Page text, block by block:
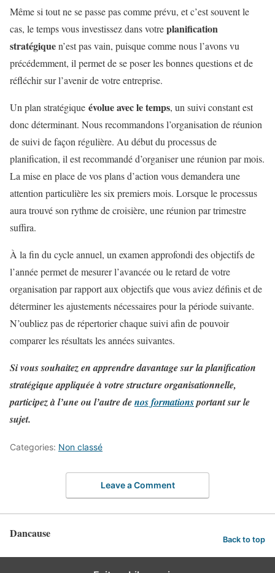
Même si tout ne se passe pas comme prévu, et c’est souvent le
cas, le temps vous investissez dans votreplanification
stratégiquen’est pas vain, puisque comme nous l’avons vu
précédemment, il permet de se poser les bonnes questions et de
réfléchir sur l’avenir de votre entreprise.
Un plan stratégique évolue avec le temps, un suivi constant est
donc déterminant. Nous recommandons l’organisation de réunion
de suivi de façon régulière. Au début du processus de
planification, il est recommandé d’organiser une réunion par mois.
La mise en place de vos plans d’action vous demandera une
attention particulière les six premiers mois. Lorsque le processus
aura trouvé son rythme de croisière, une réunion par trimestre
suffira.
À la fin du cycle annuel, un examen approfondi des objectifs de
l’année permet de mesurer l’avancée ou le retard de votre
organisation par rapport aux objectifs que vous aviez définis et de
déterminer les ajustements nécessaires pour la période suivante.
N’oubliez pas de répertorier chaque suivi afin de pouvoir
comparer les résultats les années suivantes.
Si vous souhaitez en apprendre davantage sur la planification
stratégique appliquée à votre structure organisationnelle,
participez à l’une ou l’autre denos formationsportant sur le
sujet.
Categories: Non classé
Leave a Comment
Dancause Back to top